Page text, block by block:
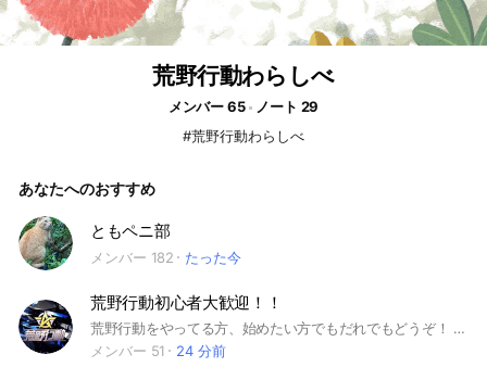
荒野行動わらしべ
メンバー 65
ノート 29
#荒野行動わらしべ
あなたへのおすすめ
ともペニ部
メンバー 182 たった今
荒野行動初心者大歓迎！！
荒野行動をやってる方、始めたい方でもだれでもどうぞ！ 入ったらまずノートに簡単な自己紹介をお願いします(｡•ㅅ•｡) 大事なノートの確認もお願いします！ 性別、年齢、関係ありません！ 雑談沢山していますので、荒野以外のことのお話も全然ありです🙆🏻👌✨ 即抜けはなしでお願いします。 会話楽しみましょー！！
メンバー 51
24 分前